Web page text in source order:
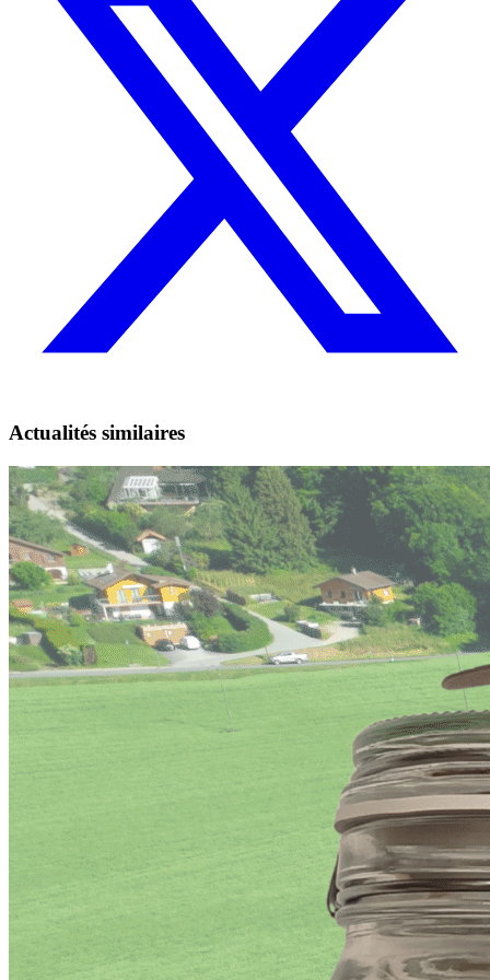
Twitter)
Actualités similaires